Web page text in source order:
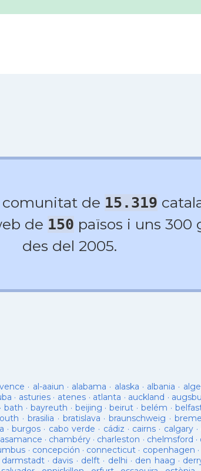
comunitat de 15.319
de 150 països i uns 300
des del 2005.
· al-aaiun · alabama · alaska · albania ·
· asturies· atenes · atlanta · auckland ·
·bath · bayreuth · beijing ·beirut · belém ·
· brasilia · bratislava ·braunschweig ·
·burgos · cabo verde · cádiz · cairns · calgary·
· chambéry · charleston · chelmsford ·
· concepción · connecticut · copenhagen ·
darmstadt· davis · delft· delhi · den haag ·